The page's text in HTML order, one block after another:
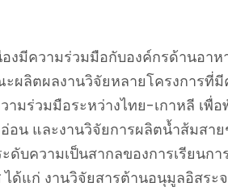
ความร่วมมือกับองค์กรด้านอาห
ลิตผลงานวิจัยหลายโครงการที่
มร่วมมือระหว่างไทย-เกาหลี เ
น และงานวิจัยการผลิตน้ำส้มสา
บความเป็นสากลของการเรียน
ด้แก่ งานวิจัยสารต้านอนุมูลอิสร